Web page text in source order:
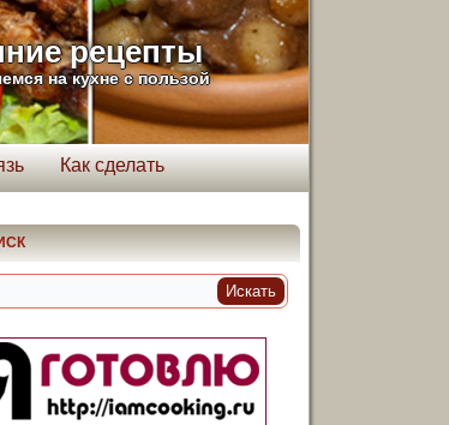
рецепты
на кухне с пользой
Как сделать